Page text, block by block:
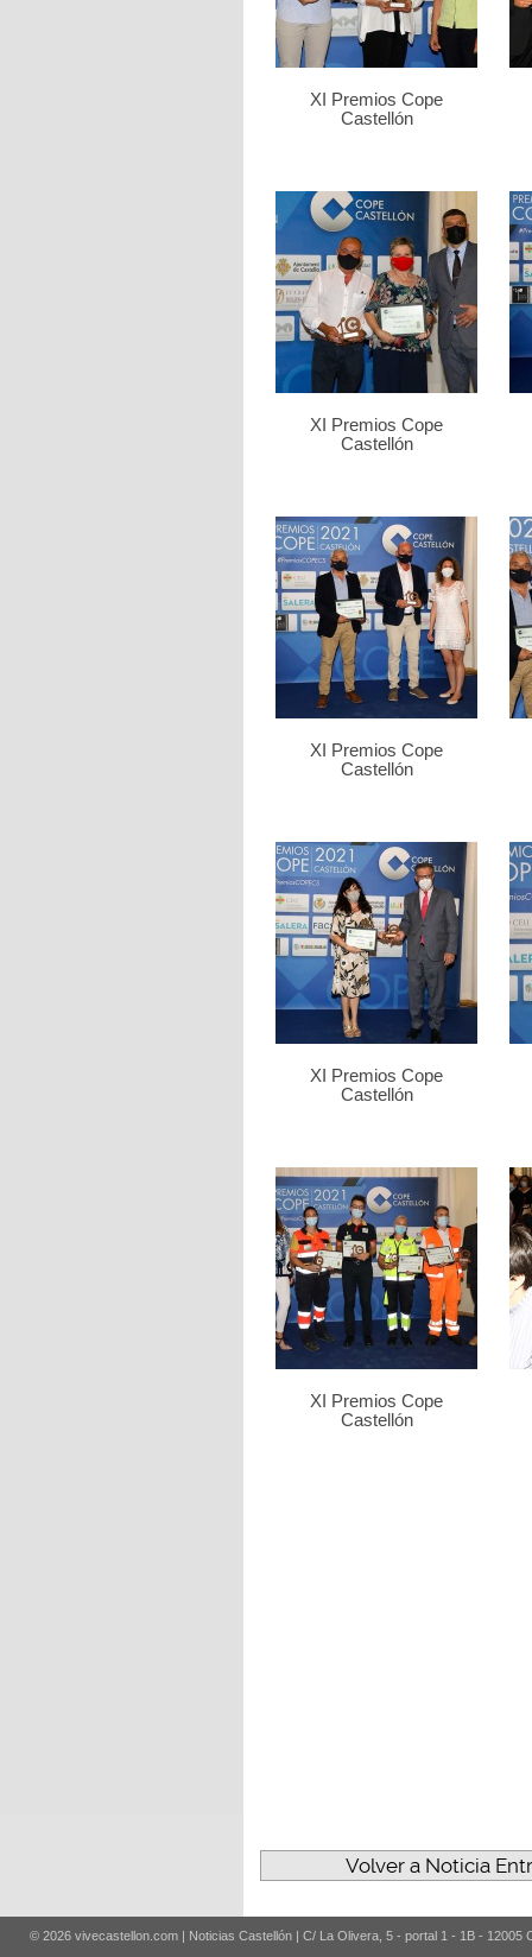
XI Premios Cope
Castellón
XI Premios Cope
Castellón
XI Premios Cope
Castellón
XI Premios Cope
Castellón
XI Premios Cope
Castellón
Volver a Noticia
© 2026 vivecastellon.com | Noticias Castellón | C/ La Olivera, 5 - portal 1 - 1B - 12005